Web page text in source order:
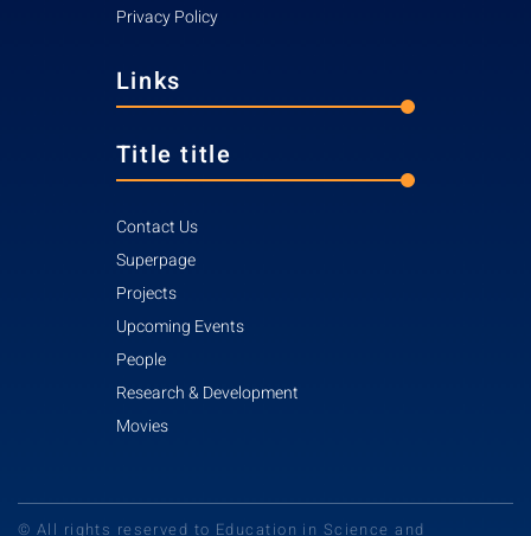
Privacy Policy
Links
Title title
Contact Us
Superpage
Projects
Upcoming Events
People
Research & Development
Movies
© All rights reserved to Education in Science and